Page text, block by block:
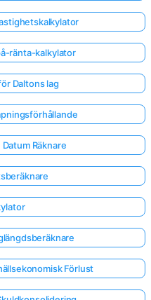
ränta-kalkylator
Daltons lag
Räknare
Förlust